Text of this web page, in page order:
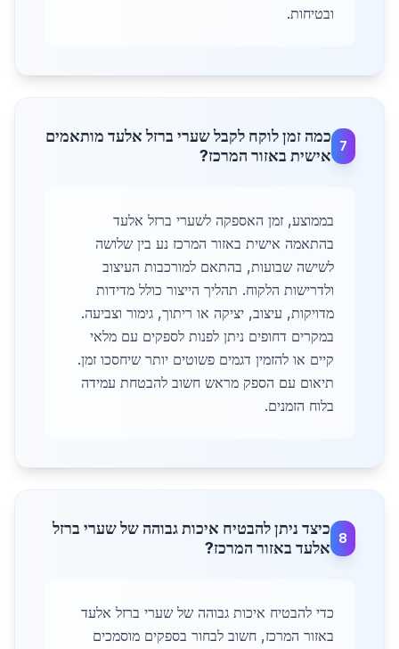
ובטיחות.
7
כמה זמן לוקח לקבל שערי ברזל אלעד מותאמים
אישית באזור המרכז?
בממוצע, זמן האספקה לשערי ברזל אלעד
בהתאמה אישית באזור המרכז נע בין שלושה
לשישה שבועות, בהתאם למורכבות העיצוב
ולדרישות הלקוח. תהליך הייצור כולל מדידות
מדויקות, עיצוב, יציקה או ריתוך, גימור וצביעה.
במקרים דחופים ניתן לפנות לספקים עם מלאי
קיים או להזמין דגמים פשוטים יותר שיחסכו זמן.
תיאום עם הספק מראש חשוב להבטחת עמידה
בלוח הזמנים.
8
כיצד ניתן להבטיח איכות גבוהה של שערי ברזל
אלעד באזור המרכז?
כדי להבטיח איכות גבוהה של שערי ברזל אלעד
באזור המרכז, חשוב לבחור בספקים מוסמכים